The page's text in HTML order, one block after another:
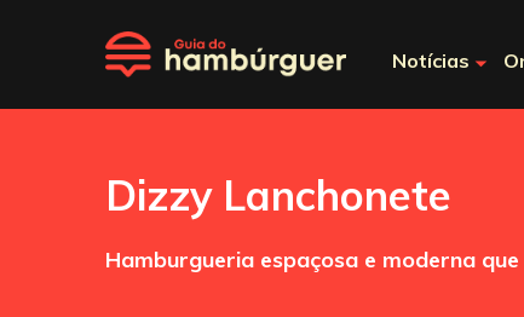
Notícias
Dizzy Lanchonete
Hamburgueria espaçosa e moderna